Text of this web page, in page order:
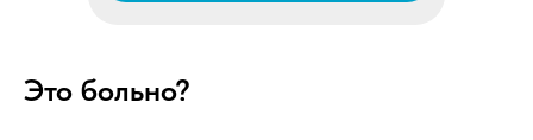
Это больно?